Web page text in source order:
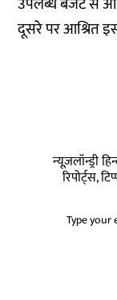
दूसरे पर आश्रित
न्यूज़लॉन्ड्री
रिपोर्ट्स,